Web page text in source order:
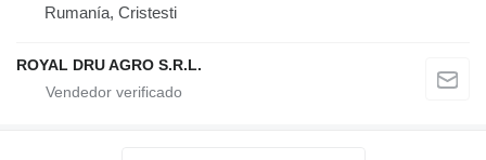
Rumanía, Cristesti
ROYAL DRU AGRO S.R.L.